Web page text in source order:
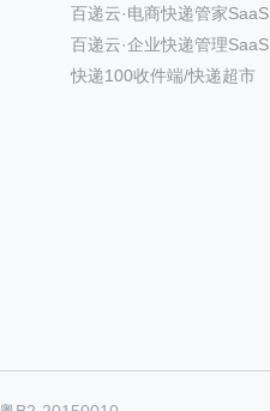
百递云·电商快递管家SaaS
百递云·企业快递管理SaaS
快递100收件端/快递超市